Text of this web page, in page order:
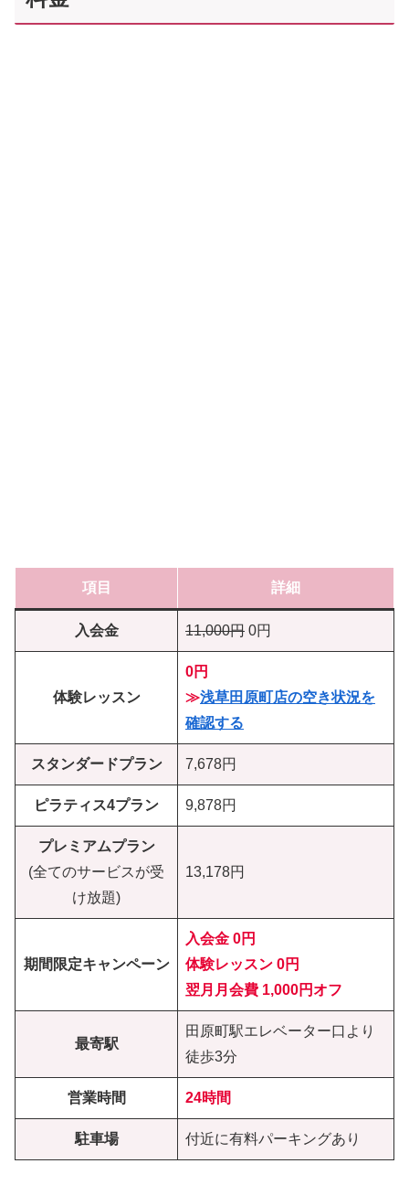
項目 詳細
入会金 11,000円 0円
体験レッスン
0円
≫浅草田原町店の空き状況を
確認する
スタンダードプラン 7,678円
ピラティス4プラン 9,878円
プレミアムプラン
(全てのサービスが受
け放題)
13,178円
期間限定キャンペーン
入会金 0円
体験レッスン 0円
翌月月会費 1,000円オフ
最寄駅
田原町駅エレベーター口より
徒歩3分
営業時間 24時間
駐車場 付近に有料パーキングあり